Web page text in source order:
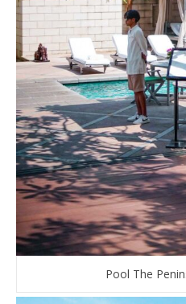
Pool The